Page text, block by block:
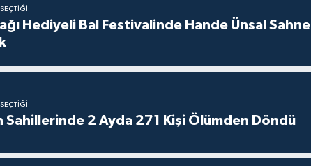
Hediyeli Bal Festivalinde Hande Ünsal Sahne
Sahillerinde 2 Ayda 271 Kişi Ölümden Döndü